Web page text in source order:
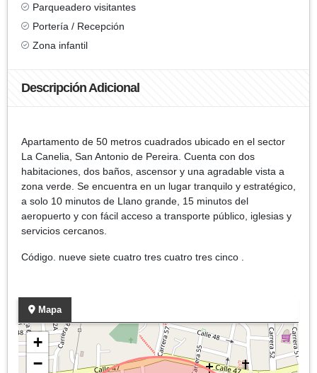
Parqueadero visitantes
Portería / Recepción
Zona infantil
Descripción Adicional
Apartamento de 50 metros cuadrados ubicado en el sector
La Canelia, San Antonio de Pereira. Cuenta con dos
habitaciones, dos baños, ascensor y una agradable vista a
zona verde. Se encuentra en un lugar tranquilo y estratégico,
a solo 10 minutos de Llano grande, 15 minutos del
aeropuerto y con fácil acceso a transporte público, iglesias y
servicios cercanos.
Código. nueve siete cuatro tres cuatro tres cinco .
Mapa
+
−